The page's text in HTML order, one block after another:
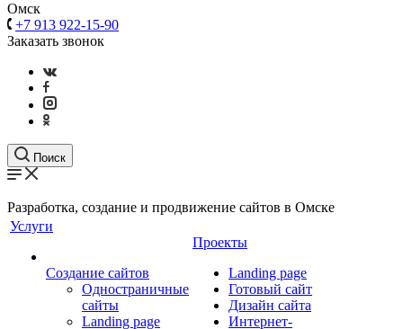
Омск
+7 913 922-15-90
Заказать звонок
Поиск
Разработка, создание и продвижение сайтов в Омске
Услуги
Создание сайтов
Одностраничные
сайты
Landing page
Проекты
Landing page
Готовый сайт
Дизайн сайта
Интернет-